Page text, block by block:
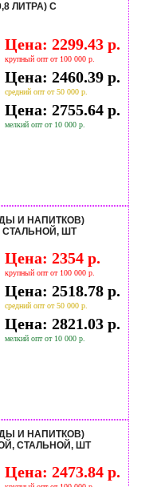
ЛИТРА) С
Цена: 2299.43 р.
крупный опт от 100 000 р.
Цена: 2460.39 р.
средний опт от 50 000 р.
Цена: 2755.64 р.
мелкий опт от 10 000 р.
И НАПИТКОВ)
СТАЛЬНОЙ, ШТ
Цена: 2354 р.
крупный опт от 100 000 р.
Цена: 2518.78 р.
средний опт от 50 000 р.
Цена: 2821.03 р.
мелкий опт от 10 000 р.
И НАПИТКОВ)
СТАЛЬНОЙ, ШТ
Цена: 2473.84 р.